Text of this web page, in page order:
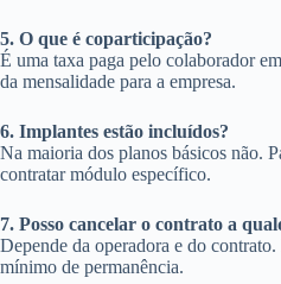
5. O que é coparticipação?
É uma taxa paga pelo colaborador
da mensalidade para a empresa.
6. Implantes estão incluídos?
Na maioria dos planos básicos não.
contratar módulo específico.
7. Posso cancelar o contrato a
Depende da operadora e do
mínimo de permanência.